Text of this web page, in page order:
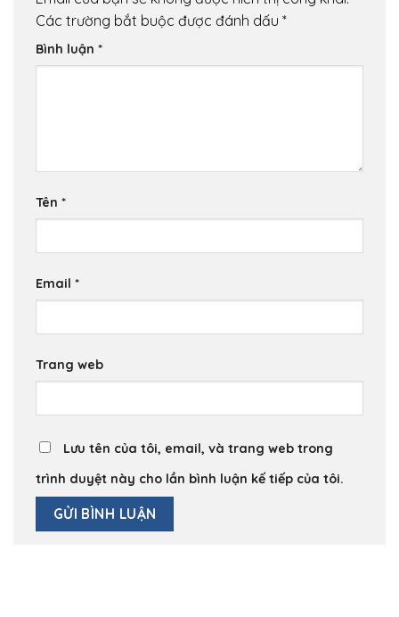
Các trường bắt buộc được đánh dấu *
Bình luận *
Tên *
Email *
Trang web
Lưu tên của tôi, email, và trang web trong
trình duyệt này cho lần bình luận kế tiếp của tôi.